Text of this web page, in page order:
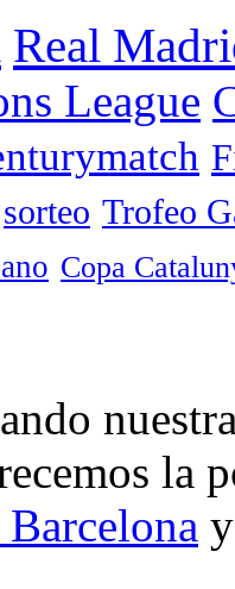
Real
League
sorteo Trofeo
Copa
la